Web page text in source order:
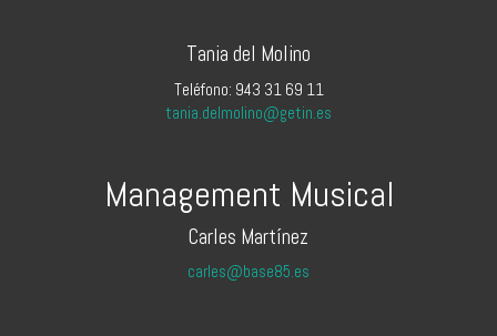
Tania del Molino
Teléfono: 943 31 69 11
tania.delmolino@getin.es
Management Musical
Carles Martínez
carles@base85.es